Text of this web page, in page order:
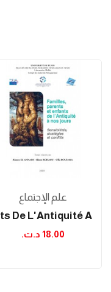
علم الإجتماع
18.00 د.ت.‏